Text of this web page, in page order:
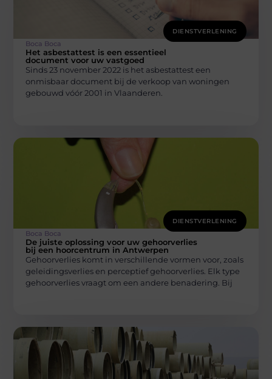
DIENSTVERLENING
Boca Boca
Het asbestattest is een essentieel
document voor uw vastgoed
Sinds 23 november 2022 is het asbestattest een
onmisbaar document bij de verkoop van woningen
gebouwd vóór 2001 in Vlaanderen.
DIENSTVERLENING
Boca Boca
De juiste oplossing voor uw gehoorverlies
bij een hoorcentrum in Antwerpen
Gehoorverlies komt in verschillende vormen voor, zoals
geleidingsverlies en perceptief gehoorverlies. Elk type
gehoorverlies vraagt om een andere benadering. Bij